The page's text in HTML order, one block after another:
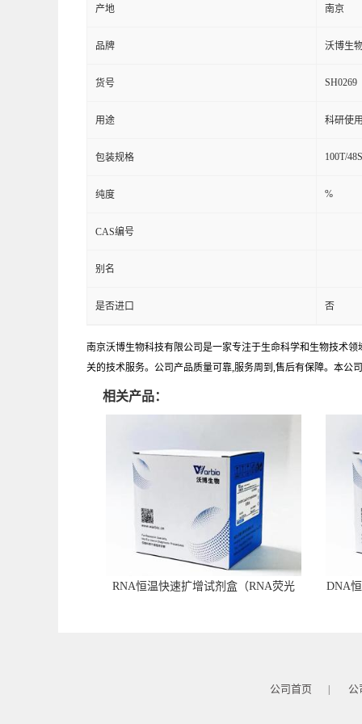
产地 南京
品牌 沃博生
货号 SH0269
用途 科研使
包装规格 100T/48S
纯度 %
CAS编号
别名
是否进口 否
南京沃博生物科技有限公司是一家专注于生命科学和生物技术
关的技术服务。公司产品质量可靠,服务周到,售后有保障。本公
相关产品：
RNA恒温快速扩增试剂盒（RNA荧光
DNA
公司首页 公